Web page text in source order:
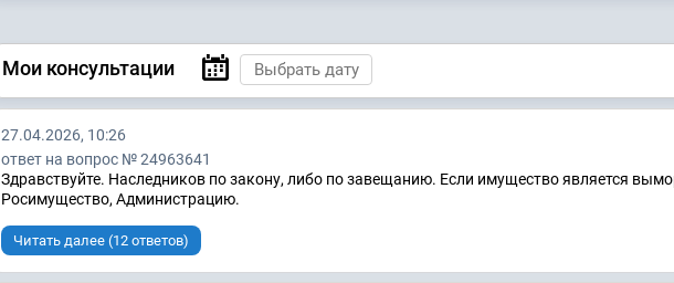
Мои консультации
27.04.2026, 10:26
ответ на вопрос № 24963641
Здравствуйте. Наследников по закону, либо по завещанию. Если имущество является
Росимущество, Администрацию.
Читать далее (12 ответов)